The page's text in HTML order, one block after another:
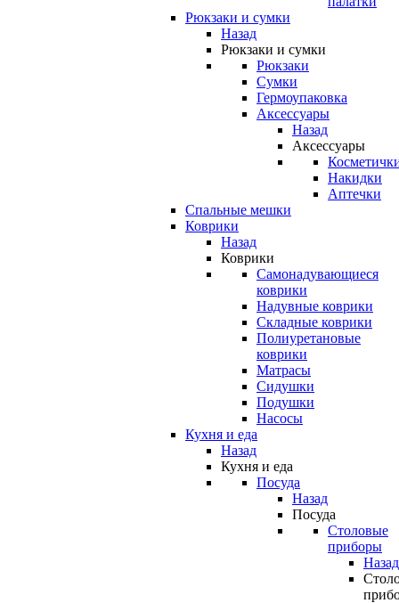
Рюкзаки и сумки
Назад
Рюкзаки и сумки
Рюкзаки
Сумки
Гермоупаковка
Аксессуары
Назад
Аксессуары
Накидки
Аптечки
Спальные мешки
Коврики
Назад
Коврики
Самонадувающиеся
коврики
Надувные коврики
Складные коврики
Полиуретановые
коврики
Матрасы
Сидушки
Подушки
Насосы
Кухня и еда
Назад
Кухня и еда
Посуда
Назад
Посуда
Столовые
приборы
Назад